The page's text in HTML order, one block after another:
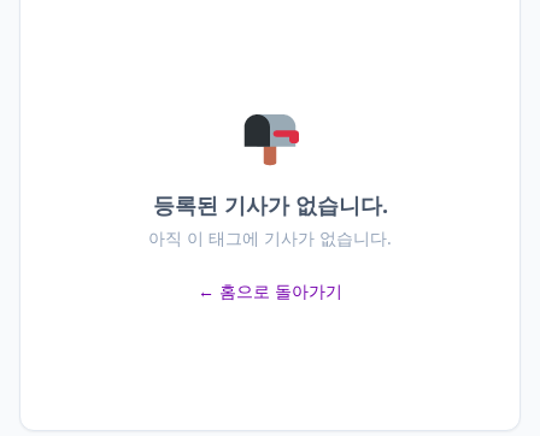
등록된 기사가 없습니다.
아직 이 태그에 기사가 없습니다.
← 홈으로 돌아가기